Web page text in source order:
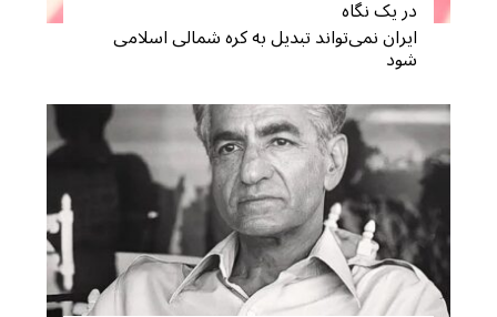
در یک نگاه
ایران نمی‌تواند تبدیل به کره شمالی اسلامی
شود
S
e
a
r
c